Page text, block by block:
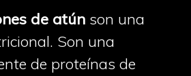
de atún son una
Son una
de proteínas de